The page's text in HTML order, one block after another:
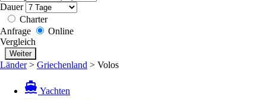
Dauer
Charter
Anfrage
Online
Vergleich
Länder> Griechenland > Volos
directions_boat Yachten